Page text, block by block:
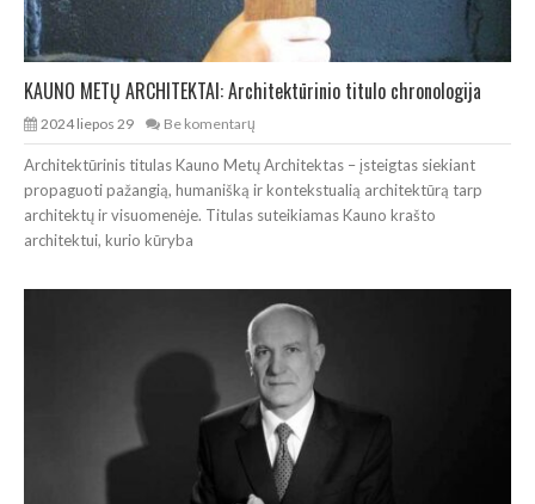
KAUNO METŲ ARCHITEKTAI: Architektūrinio titulo chronologija
2024 liepos 29 Be komentarų
Architektūrinis titulas Kauno Metų Architektas – įsteigtas siekiant
propaguoti pažangią, humanišką ir kontekstualią architektūrą tarp
architektų ir visuomenėje. Titulas suteikiamas Kauno krašto
architektui, kurio kūryba